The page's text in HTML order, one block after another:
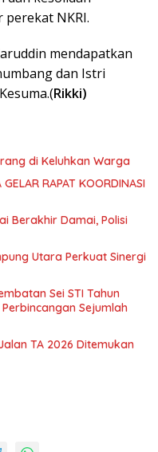
NKRI.
mendapatkan
dan Istri
Rikki)
di Keluhkan Warga
RAPAT KOORDINASI
Berakhir Damai, Polisi
Utara Perkuat Sinergi
Sei STI Tahun
Sejumlah
TA 2026 Ditemukan